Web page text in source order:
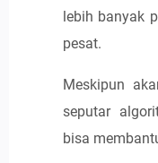
lebih banyak
pesat.
Meskipun
seputar
bisa